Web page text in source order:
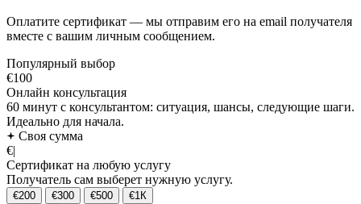
Оплатите сертификат — мы отправим его на email получателя
вместе с вашим личным сообщением.
Популярный выбор
€100
Онлайн консультация
60 минут с консультантом: ситуация, шансы, следующие шаги.
Идеально для начала.
Своя сумма
€|
Сертификат на любую услугу
Получатель сам выберет нужную услугу.
€200 €300 €500 €1К